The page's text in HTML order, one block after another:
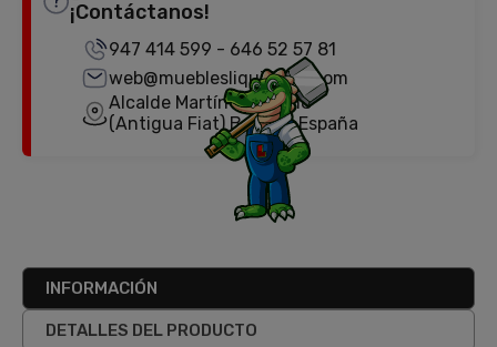
¡Contáctanos!
947 414 599 - 646 52 57 81
web@mueblesliquidator.com
Alcalde Martín Cobos, 18
(Antigua Fiat) Burgos, España
INFORMACIÓN
DETALLES DEL PRODUCTO